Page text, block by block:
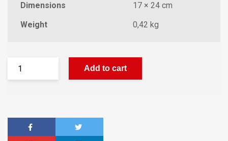
Dimensions
17 × 24 cm
Weight
0,42 kg
Add to cart